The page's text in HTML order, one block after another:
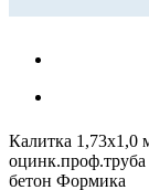
Калитка 1,73х1,0
бетон Формика